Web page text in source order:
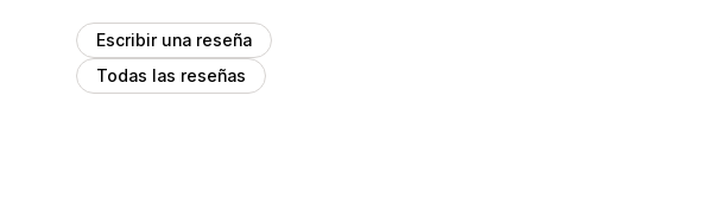
Escribir una reseña
Todas las reseñas